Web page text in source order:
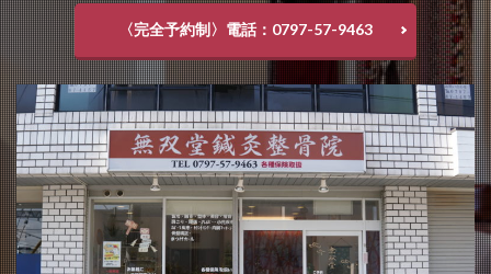
〈完全予約制〉電話：0797-57-9463